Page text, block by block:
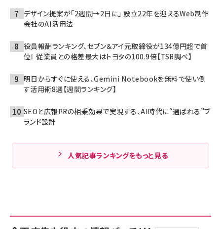
デザイン提案が「2週間→2日に」 設立22年を迎えるWeb制作
会社のAI活用法
役員報酬ランキング、セブン＆アイ元取締役が134億円超で首
位！ 従業員との格差最大はトヨタの100.9倍【TSR調べ】
明日からすぐに使える、Gemini Notebookを無料で使い倒
す活用術8選【週間ランキング】
SEOと広報PRの相乗効果で実現する、AI時代に“選ばれる”ブ
ランド設計
人気記事ランキングをもっと見る